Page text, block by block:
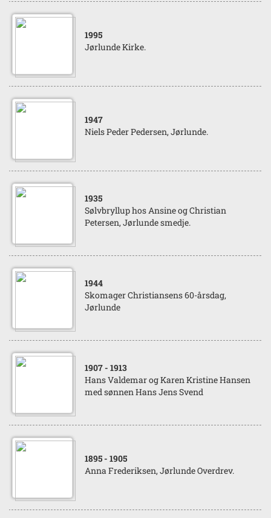
1995
Jørlunde Kirke.
1947
Niels Peder Pedersen, Jørlunde.
1935
Sølvbryllup hos Ansine og Christian
Petersen, Jørlunde smedje.
1944
Skomager Christiansens 60-årsdag,
Jørlunde
1907 - 1913
Hans Valdemar og Karen Kristine Hansen
med sønnen Hans Jens Svend
1895 - 1905
Anna Frederiksen, Jørlunde Overdrev.